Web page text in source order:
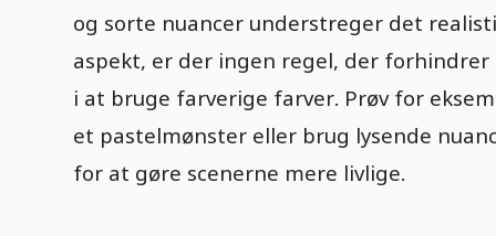
og sorte nuancer understreger det
aspekt, er der ingen regel, der forhindrer
i at bruge farverige farver. Prøv for
et pastelmønster eller brug lysende
for at gøre scenerne mere livlige.